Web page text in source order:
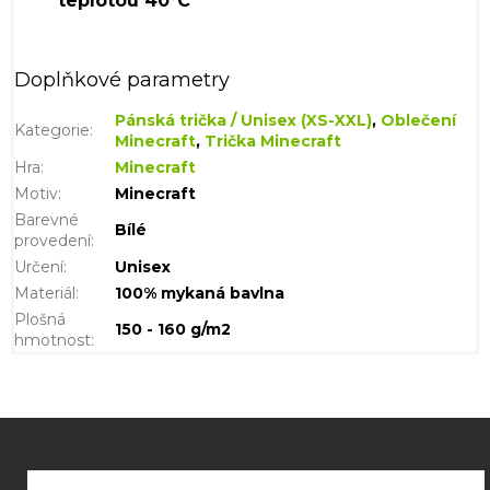
Doplňkové parametry
Kategorie: Pánská trička / Unisex (XS-XXL), Oblečení
Minecraft, Trička Minecraft
Hra:
Minecraft
Motiv:
Minecraft
Barevné
provedení:
Bílé
Určení:
Unisex
Materiál :
100% mykaná bavlna
Plošná
hmotnost:
150 - 160 g/m2